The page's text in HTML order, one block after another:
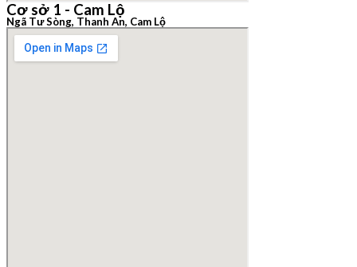
Cơ sở 1 - Cam Lộ
Ngã Tư Sòng, Thanh An, Cam Lộ